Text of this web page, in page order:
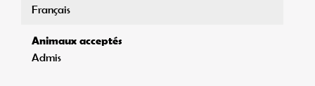
Français
Animaux acceptés
Admis